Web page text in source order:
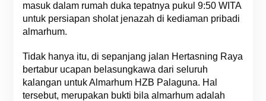
masuk dalam rumah duka tepatnya pukul 9:50 WITA
untuk persiapan sholat jenazah di kediaman pribadi
almarhum.
Tidak hanya itu, di sepanjang jalan Hertasning Raya
bertabur ucapan belasungkawa dari seluruh
kalangan untuk Almarhum HZB Palaguna. Hal
tersebut, merupakan bukti bila almarhum adalah